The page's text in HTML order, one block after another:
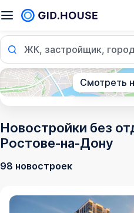
ЖК, застройщик,
Смотреть
Новостройки без
Ростове‑на‑Дону
98 новостроек